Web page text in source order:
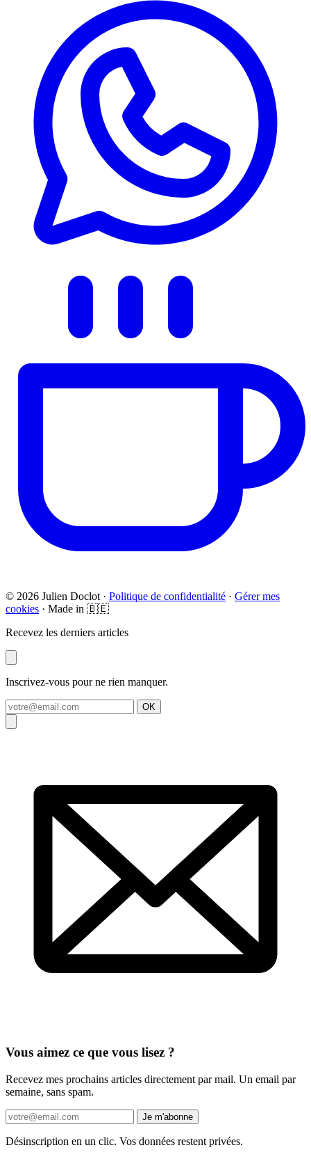
© 2026 Julien Doclot · Politique de confidentialité · Gérer mes
cookies · Made in 🇧🇪
Recevez les derniers articles
Inscrivez-vous pour ne rien manquer.
OK
Vous aimez ce que vous lisez ?
Recevez mes prochains articles directement par mail. Un email par
semaine, sans spam.
Je m'abonne
Désinscription en un clic. Vos données restent privées.